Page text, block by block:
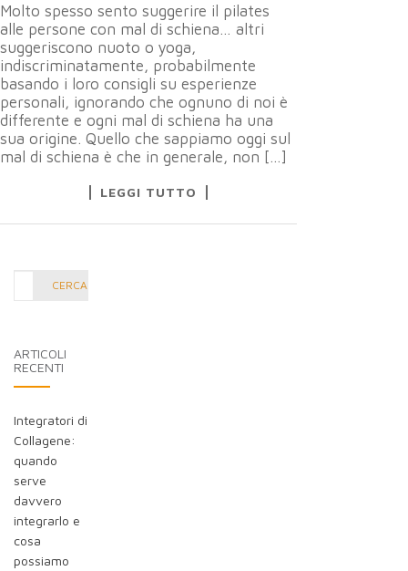
Molto spesso sento suggerire il pilates
alle persone con mal di schiena… altri
suggeriscono nuoto o yoga,
indiscriminatamente, probabilmente
basando i loro consigli su esperienze
personali, ignorando che ognuno di noi è
differente e ogni mal di schiena ha una
sua origine. Quello che sappiamo oggi sul
mal di schiena è che in generale, non […]
LEGGI TUTTO
CERCA
ARTICOLI
RECENTI
Integratori di
Collagene:
quando
serve
davvero
integrarlo e
cosa
possiamo